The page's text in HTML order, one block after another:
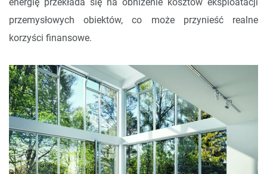
energię przekłada się na obniżenie kosztów eksploatacji
przemysłowych obiektów, co może przynieść realne
korzyści finansowe.